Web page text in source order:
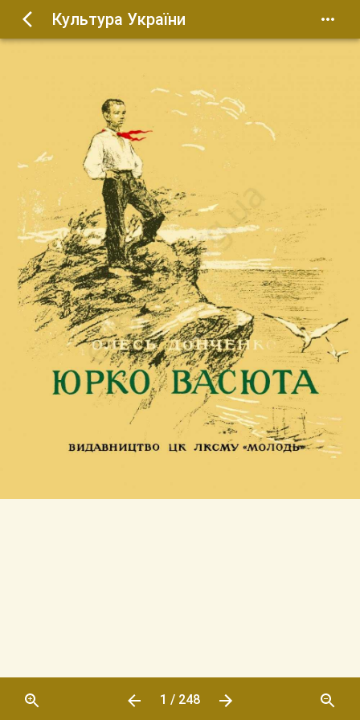
Культура України
1 / 248